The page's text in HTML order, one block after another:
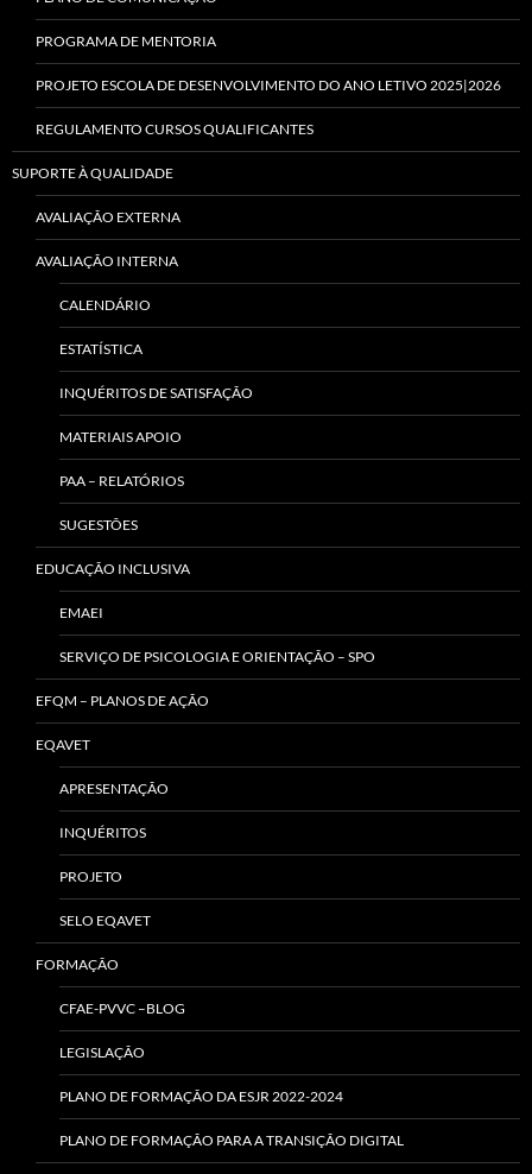
PROGRAMA DE MENTORIA
PROJETO ESCOLA DE DESENVOLVIMENTO DO ANO LETIVO 2025|2026
REGULAMENTO CURSOS QUALIFICANTES
SUPORTE À QUALIDADE
AVALIAÇÃO EXTERNA
AVALIAÇÃO INTERNA
CALENDÁRIO
ESTATÍSTICA
INQUÉRITOS DE SATISFAÇÃO
MATERIAIS APOIO
PAA – RELATÓRIOS
SUGESTÕES
EDUCAÇÃO INCLUSIVA
EMAEI
SERVIÇO DE PSICOLOGIA E ORIENTAÇÃO – SPO
EFQM – PLANOS DE AÇÃO
EQAVET
APRESENTAÇÃO
INQUÉRITOS
PROJETO
SELO EQAVET
FORMAÇÃO
CFAE-PVVC –BLOG
LEGISLAÇÃO
PLANO DE FORMAÇÃO DA ESJR 2022-2024
PLANO DE FORMAÇÃO PARA A TRANSIÇÃO DIGITAL